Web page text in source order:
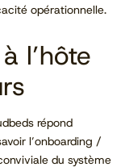
opérationnelle.
l’hôte
répond
l’onboarding /
du système